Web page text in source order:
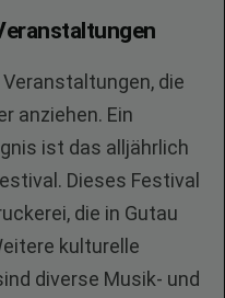
die
anziehen. Ein
ist das alljährlich
Dieses Festival
die in Gutau
kulturelle
diverse Musik- und